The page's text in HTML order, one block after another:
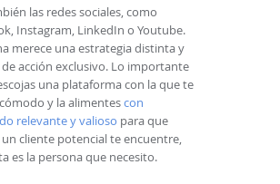
las redes sociales, como
Instagram, LinkedIn o Youtube.
merece una estrategia distinta y
acción exclusivo. Lo importante
una plataforma con la que te
y la alimentescon
relevante y valioso para que
cliente potencial te encuentre,
es la persona que necesito.